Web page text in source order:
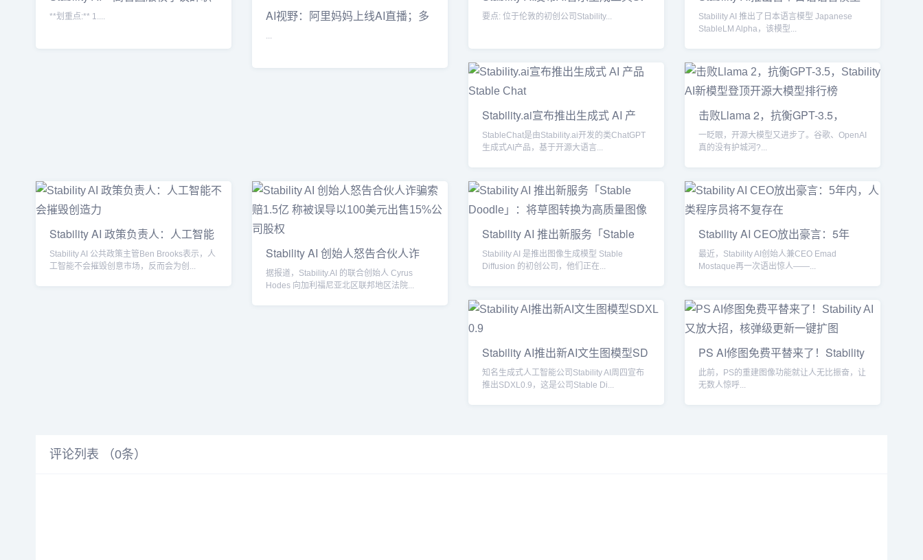
**划重点:** 1....
AI视野：阿里妈妈上线AI直播；多
...
要点: 位于伦敦的初创公司Stability...
Stability AI 推出了日本语言模型 Japanese
StableLM Alpha，该模型...
Stability.ai宣布推出生成式 AI 产
StableChat是由Stability.ai开发的类ChatGPT
生成式AI产品，基于开源大语言...
击败Llama 2，抗衡GPT-3.5，
Stability
一眨眼，开源大模型又进步了。谷歌、OpenAI
真的没有护城河?...
Stability AI 政策负责人：人工智能
Stability AI 公共政策主管Ben Brooks表示，人
工智能不会摧毁创意市场，反而会为创...
Stability AI 创始人怒告合伙人诈
据报道，Stability.AI 的联合创始人 Cyrus
Hodes 向加利福尼亚北区联邦地区法院...
Stability AI 推出新服务「Stable
Stability AI 是推出图像生成模型 Stable
Diffusion 的初创公司，他们正在...
Stability AI CEO放出豪言：5年
内，人
最近，Stability AI创始人兼CEO Emad
Mostaque再一次语出惊人——...
Stability AI推出新AI文生图模型SD
知名生成式人工智能公司Stability AI周四宣布
推出SDXL0.9，这是公司Stable Di...
PS AI修图免费平替来了！Stability
A
此前，PS的重建图像功能就让人无比振奋，让
无数人惊呼...
评论列表 （0条）